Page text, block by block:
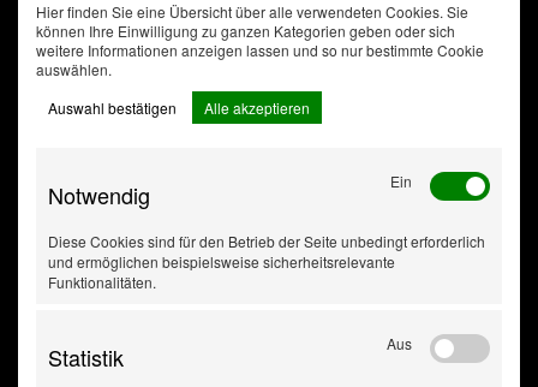
Hier finden Sie eine Übersicht über alle verwendeten Cookies. Sie
können Ihre Einwilligung zu ganzen Kategorien geben oder sich
weitere Informationen anzeigen lassen und so nur bestimmte Cookie
auswählen.
Auswahl bestätigen
Alle akzeptieren
Notwendig Ein
Diese Cookies sind für den Betrieb der Seite unbedingt erforderlich
und ermöglichen beispielsweise sicherheitsrelevante
Funktionalitäten.
Statistik Aus